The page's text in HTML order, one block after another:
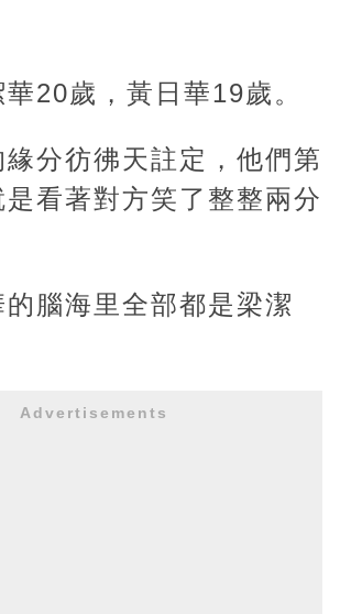
20歲，黃日華19歲。
分彷彿天註定，他們第
看著對方笑了整整兩分
腦海里全部都是梁潔
Advertisements